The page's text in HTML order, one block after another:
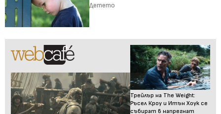
Детето
Трейлър на The Weight:
Ръсел Кроу и Итън Хоук се
събират в напрегнат